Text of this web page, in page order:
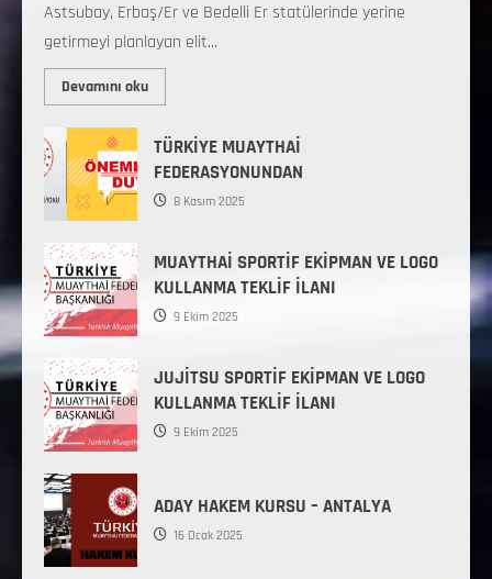
Astsubay, Erbaş/Er ve Bedelli Er statülerinde yerine
getirmeyi planlayan elit...
Devamını oku
TÜRKİYE MUAYTHAİ
FEDERASYONUNDAN
8 Kasım 2025
MUAYTHAİ SPORTİF EKİPMAN VE LOGO
KULLANMA TEKLİF İLANI
9 Ekim 2025
JUJİTSU SPORTİF EKİPMAN VE LOGO
KULLANMA TEKLİF İLANI
9 Ekim 2025
ADAY HAKEM KURSU – ANTALYA
16 Ocak 2025